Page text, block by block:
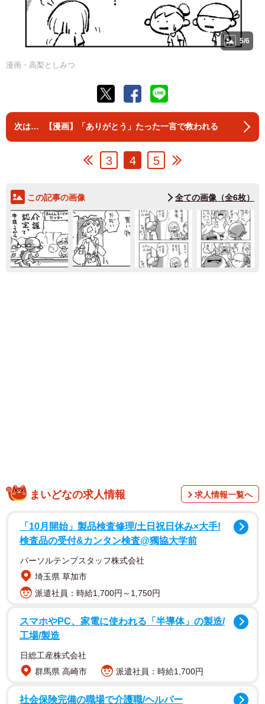
5/6
漫画・高梨としみつ
【漫画】「ありがとう」たった一言で救われる
3 4 5
この記事の画像 全ての画像（全6枚）
2
まいどなの求人情報 求人情報一覧へ
「10月開始」製品検査修理/土日祝日休み×大手!
検査品の受付&カンタン検査@獨協大学前
パーソルテンプスタッフ株式会社
埼玉県 草加市
派遣社員：時給1,700円～1,750円
スマホやPC、家電に使われる「半導体」の製造/
工場/製造
日総工産株式会社
群馬県 高崎市
派遣社員：時給1,700円
社会保険完備の職場で介護職/ヘルパー